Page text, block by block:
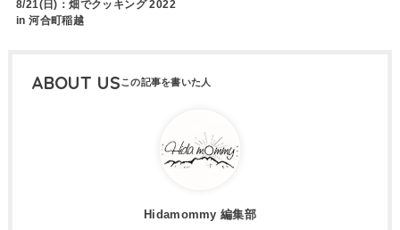
8/21(日)：畑でクッキング 2022
in 河合町稲越
ABOUT US
Hidamommy 編集部